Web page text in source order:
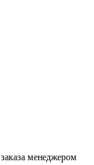
менеджером